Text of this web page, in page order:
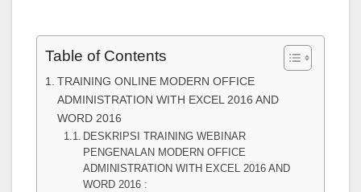
Table of Contents
TRAINING ONLINE MODERN OFFICE
ADMINISTRATION WITH EXCEL 2016 AND
WORD 2016
DESKRIPSI TRAINING WEBINAR
PENGENALAN MODERN OFFICE
ADMINISTRATION WITH EXCEL 2016 AND
WORD 2016 :